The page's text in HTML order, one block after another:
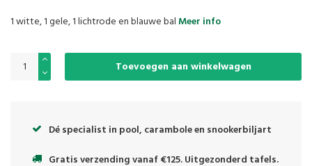
1 witte, 1 gele, 1 lichtrode en blauwe bal Meer info
Toevoegen aan winkelwagen
Dé specialist in pool, carambole en snookerbiljart
Gratis verzending vanaf €125. Uitgezonderd tafels.